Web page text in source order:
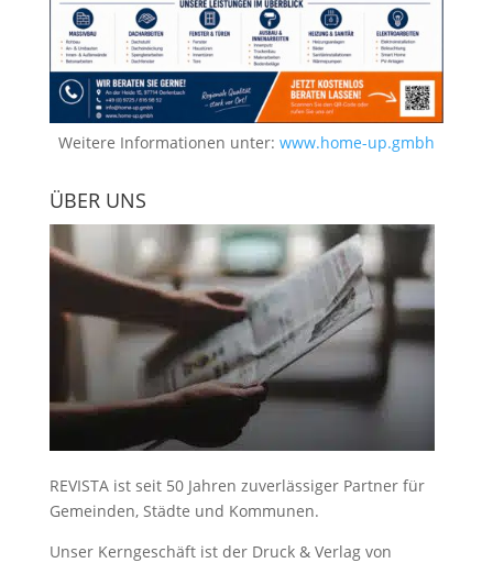
Weitere Informationen unter: www.home-up.gmbh
ÜBER UNS
REVISTA ist seit 50 Jahren zuverlässiger Partner für
Gemeinden, Städte und Kommunen.
Unser Kerngeschäft ist der Druck & Verlag von